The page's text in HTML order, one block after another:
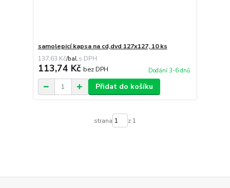
samolepicí kapsa na cd,dvd 127x127, 10 ks
137,63 Kč/bal.
113,74 Kč bez DPH Dodání 3-6 dnů
Přidat do košíku
strana z 1